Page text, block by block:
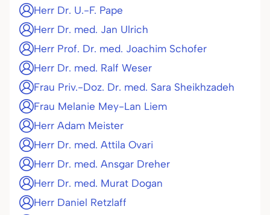
Herr Dr. U.-F. Pape
Herr Dr. med. Jan Ulrich
Herr Prof. Dr. med. Joachim Schofer
Herr Dr. med. Ralf Weser
Frau Priv.-Doz. Dr. med. Sara Sheikhzadeh
Frau Melanie Mey-Lan Liem
Herr Adam Meister
Herr Dr. med. Attila Ovari
Herr Dr. med. Ansgar Dreher
Herr Dr. med. Murat Dogan
Herr Daniel Retzlaff